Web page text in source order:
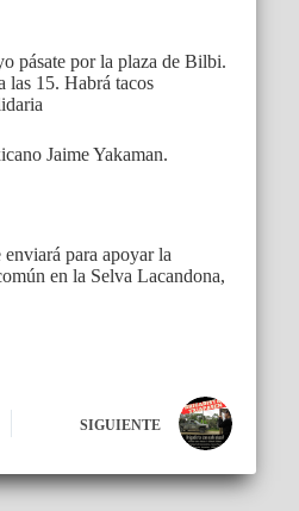
pásate por la plaza de Bilbi.
las 15. Habrá tacos
Jaime Yakaman.
para apoyar la
en la Selva Lacandona,
SIGUIENTE